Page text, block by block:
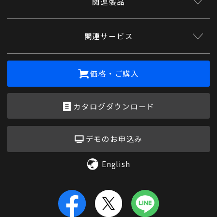
関連サービス
価格・ご購入
カタログダウンロード
デモのお申込み
English